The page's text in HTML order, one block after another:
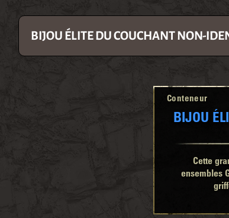
BIJOU ÉLITE DU COUCHANT NON-
Conteneur
BIJOU
Cette
ensembles